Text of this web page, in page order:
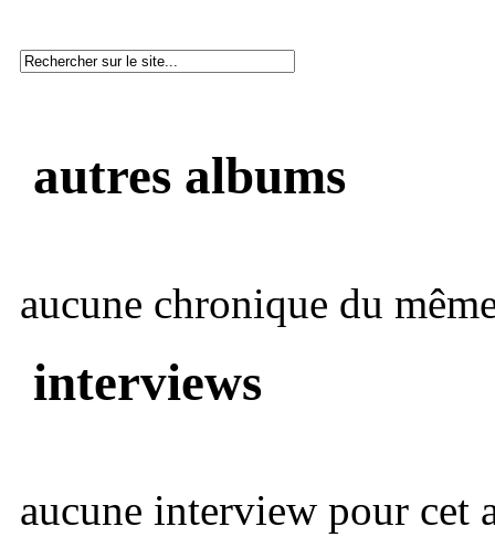
autres albums
aucune chronique du
interviews
aucune interview pour cet